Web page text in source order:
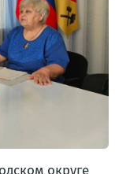
округе